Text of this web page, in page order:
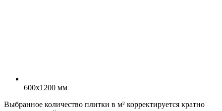
600x1200 мм
Выбранное количество плитки в м² корректируется кратно